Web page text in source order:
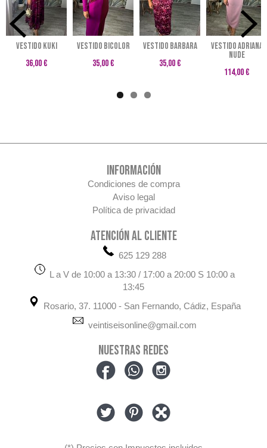
VESTIDO KUKI
36,00 €
VESTIDO BICOLOR
35,00 €
VESTIDO BARBARA
35,00 €
VESTIDO ADRIANA
NUDE
114,00 €
INFORMACIÓN
Condiciones de compra
Aviso legal
Política de privacidad
ATENCIÓN AL CLIENTE
625 129 288
L a V de 10:00 a 13:30 / 17:00 a 20:00 S 10:00 a
13:45
Rosario, 37. 11000 - San Fernando, Cádiz, España
veintiseisonline@gmail.com
NUESTRAS REDES